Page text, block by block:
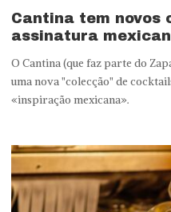
Cantina tem novos
assinatura
O Cantina (que faz parte do
uma nova "colecção" de
«inspiração mexicana».